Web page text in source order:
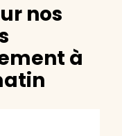
nos
à